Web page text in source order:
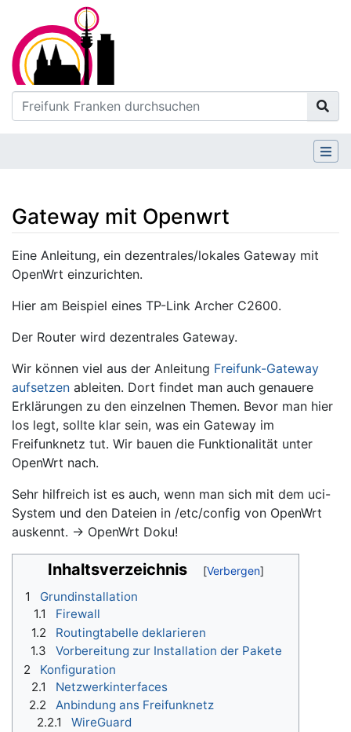
Gateway mit Openwrt
Wechseln zu:Navigation,Suche
Eine Anleitung, ein dezentrales/lokales Gateway mit
OpenWrt einzurichten.
Hier am Beispiel eines TP-Link Archer C2600.
Der Router wird dezentrales Gateway.
Wir können viel aus der Anleitung Freifunk-Gateway
aufsetzen ableiten. Dort findet man auch genauere
Erklärungen zu den einzelnen Themen. Bevor man hier
los legt, sollte klar sein, was ein Gateway im
Freifunknetz tut. Wir bauen die Funktionalität unter
OpenWrt nach.
Sehr hilfreich ist es auch, wenn man sich mit dem uci-
System und den Dateien in /etc/config von OpenWrt
auskennt. -> OpenWrt Doku!
Inhaltsverzeichnis
1
Grundinstallation
1.1
Firewall
1.2
Routingtabelle deklarieren
1.3
Vorbereitung zur Installation der Pakete
2
Konfiguration
2.1
Netzwerkinterfaces
2.2
Anbindung ans Freifunknetz
2.2.1
WireGuard